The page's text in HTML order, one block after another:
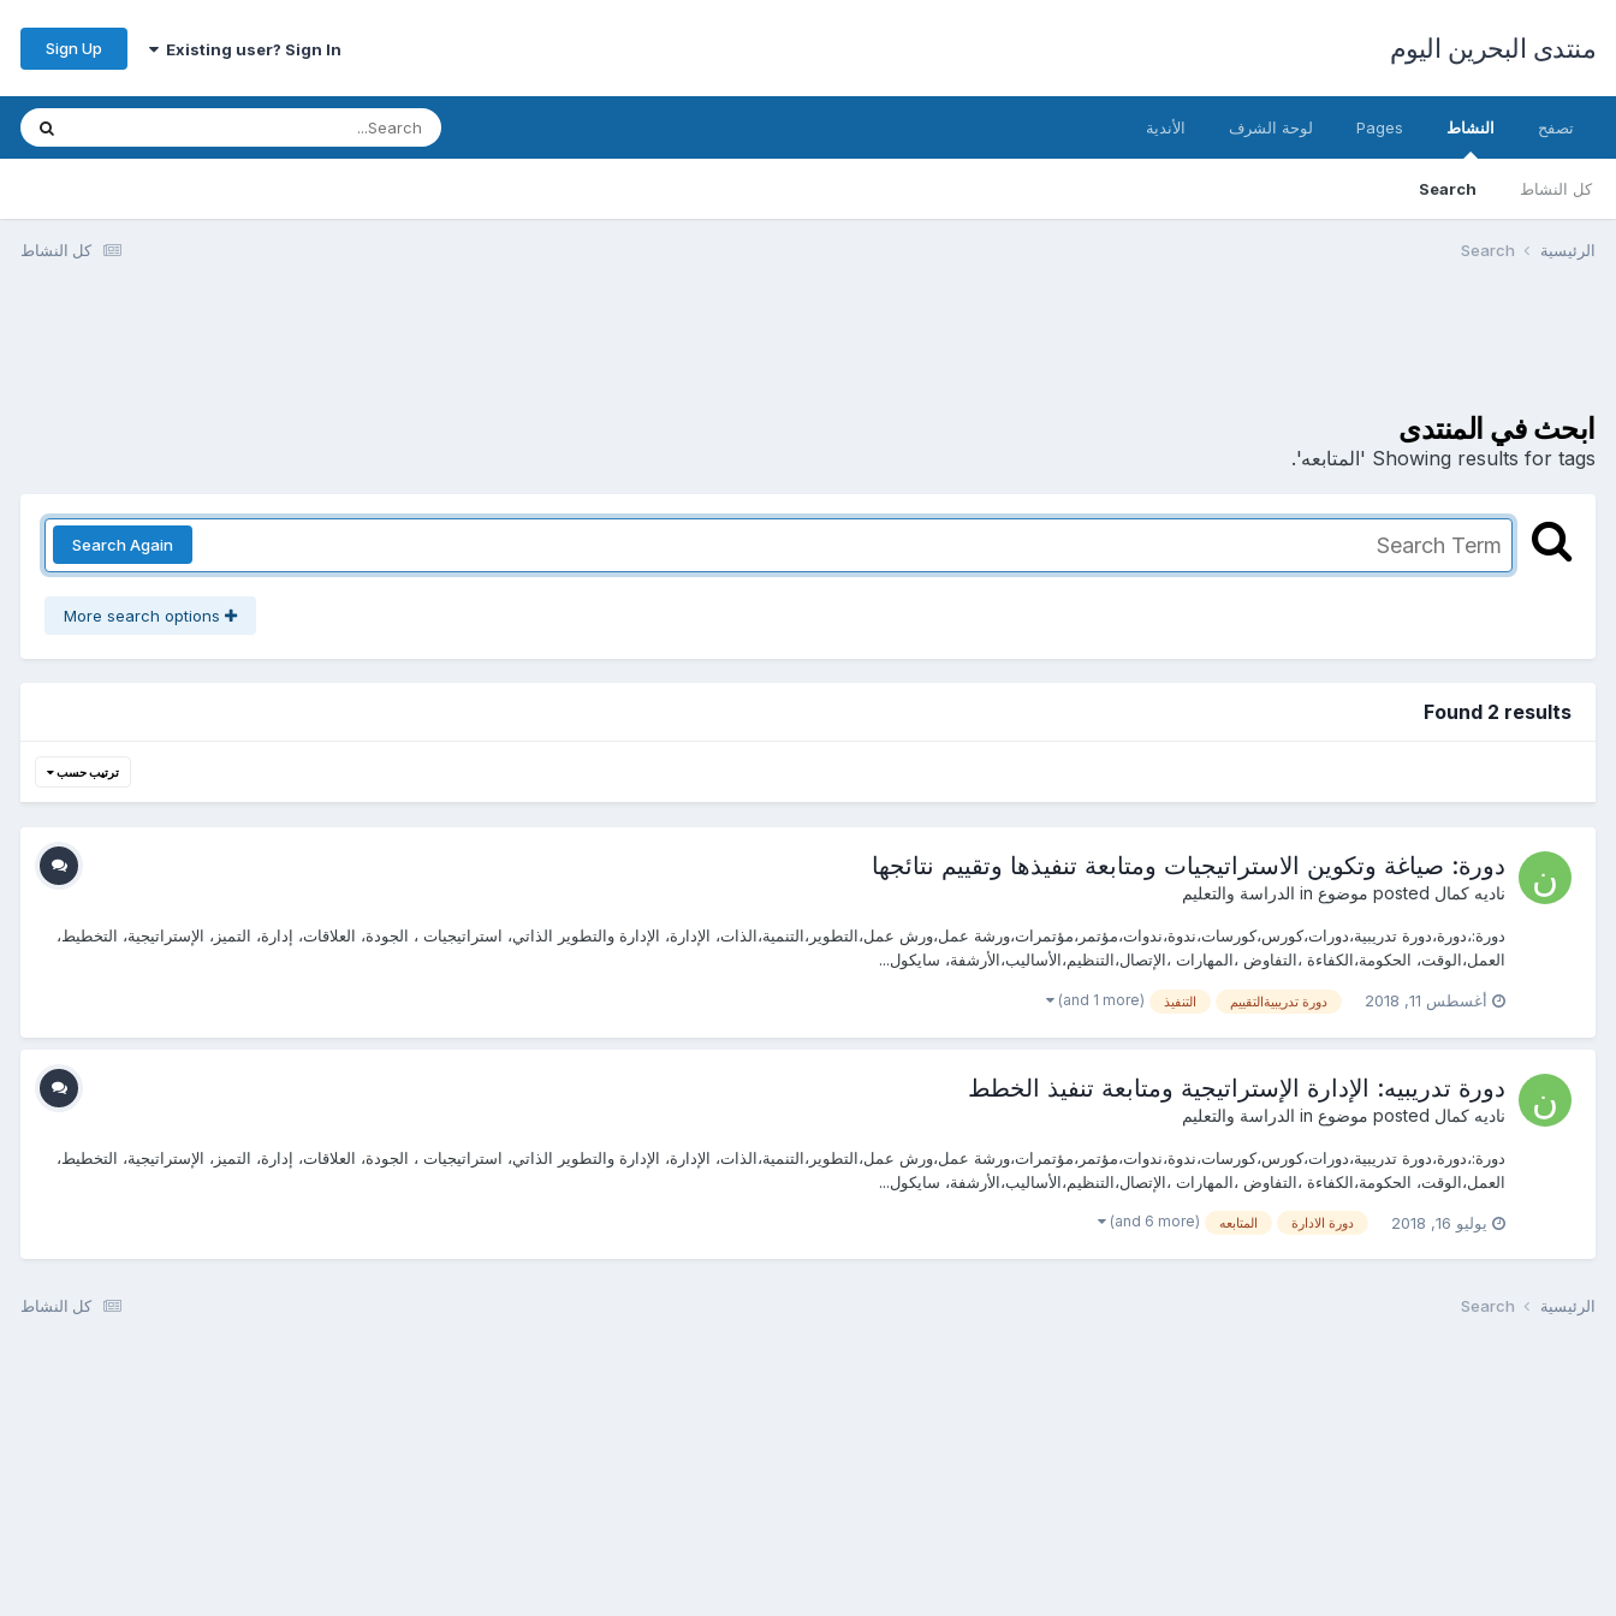
منتدى البحرين اليوم Existing user? Sign In
Sign Up
تصفح النشاط
كل النشاط Search
Pages لوحة الشرف الأندية
كل النشاط الرئيسية Search
ابحث في المنتدى
Showing results for tags 'المتابعه'.
Search Again
Found 2 results
ترتيب حسب
دورة: صياغة وتكوين الاستراتيجيات ومتابعة تنفيذها وتقييم نتائجها
ناديه كمال الدراسة والتعليم
دورة:،دورة،دورة تدريبية،دورات،كورس،كورسات،ندوة،ندوات،مؤتمر،مؤتمرات،ورشة عمل،ورش عمل،التطوير،التنمية،الذات، الإدارة، الإدارة والتطوير الذاتي، استراتيجيات ، الجودة، العلاقات، إدارة، التميز، الإستراتيجية، التخطيط،
العمل،الوقت، الحكومة،الكفاءة ،التفاوض ،المهارات ،الإتصال،التنظيم،الأساليب،الأرشفة، سايكول...
أغسطس 11, 2018 دورة تدريبيةالتقييم التنفيذ (and 1 more)
دورة تدريبيه: الإدارة الإستراتيجية ومتابعة تنفيذ الخطط
ناديه كمال الدراسة والتعليم
دورة:،دورة،دورة تدريبية،دورات،كورس،كورسات،ندوة،ندوات،مؤتمر،مؤتمرات،ورشة عمل،ورش عمل،التطوير،التنمية،الذات، الإدارة، الإدارة والتطوير الذاتي، استراتيجيات ، الجودة، العلاقات، إدارة، التميز، الإستراتيجية، التخطيط،
العمل،الوقت، الحكومة،الكفاءة ،التفاوض ،المهارات ،الإتصال،التنظيم،الأساليب،الأرشفة، سايكول...
يوليو 16, 2018 دورة الادارة المتابعه (and 6 more)
كل النشاط الرئيسية Search